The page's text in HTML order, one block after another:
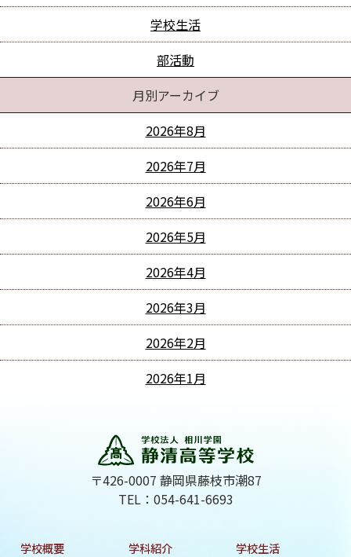
学校生活
部活動
月別アーカイブ
2026年8月
2026年7月
2026年6月
2026年5月
2026年4月
2026年3月
2026年2月
2026年1月
〒426-0007 静岡県藤枝市潮87
TEL：054-641-6693
学校概要 学科紹介 学校生活